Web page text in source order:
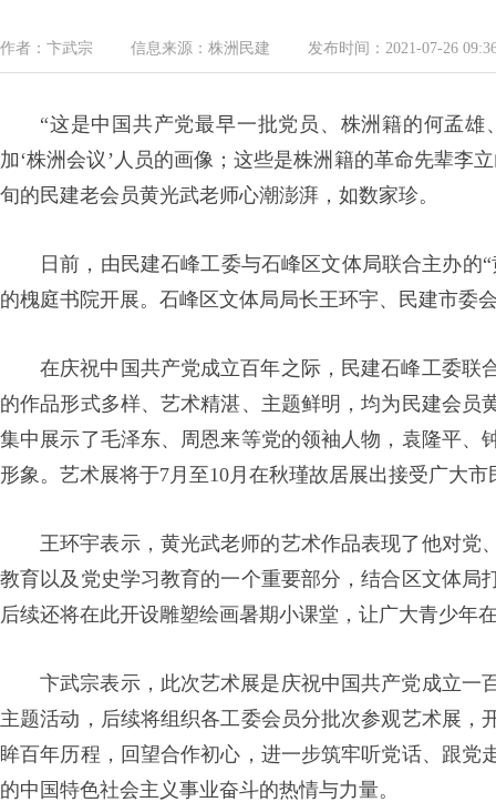
民建湖南省委会开展2024年度理论学
作者：卞武宗 信息来源：株洲民建 发布时间：2021-07-26
“这是中国共产党最早一批党员、株洲籍的何孟
加‘株洲会议’人员的画像；这些是株洲籍的革命先辈
旬的民建老会员黄光武老师心潮澎湃，如数家珍。
日前，由民建石峰工委与石峰区文体局联合主办的
的槐庭书院开展。石峰区文体局局长王环宇、民建市委
在庆祝中国共产党成立百年之际，民建石峰工委联
的作品形式多样、艺术精湛、主题鲜明，均为民建会
集中展示了毛泽东、周恩来等党的领袖人物，袁隆平
形象。艺术展将于7月至10月在秋瑾故居展出接受广大
王环宇表示，黄光武老师的艺术作品表现了他对党
教育以及党史学习教育的一个重要部分，结合区文体
后续还将在此开设雕塑绘画暑期小课堂，让广大青少年
卞武宗表示，此次艺术展是庆祝中国共产党成立一
主题活动，后续将组织各工委会员分批次参观艺术展
眸百年历程，回望合作初心，进一步筑牢听党话、跟
的中国特色社会主义事业奋斗的热情与力量。